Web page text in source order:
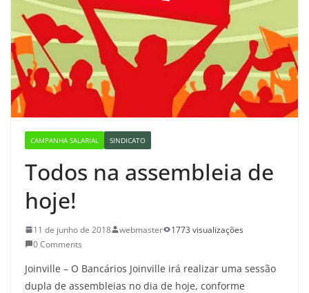
CAMPANHA SALARIAL SINDICATO
Todos na assembleia de
hoje!
11 de junho de 2018 webmaster
1773 visualizações
0 Comments
Joinville – O Bancários Joinville irá realizar uma sessão
dupla de assembleias no dia de hoje, conforme